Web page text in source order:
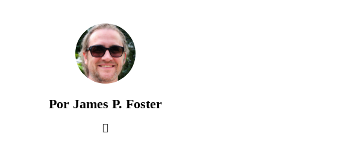
Por James P. Foster